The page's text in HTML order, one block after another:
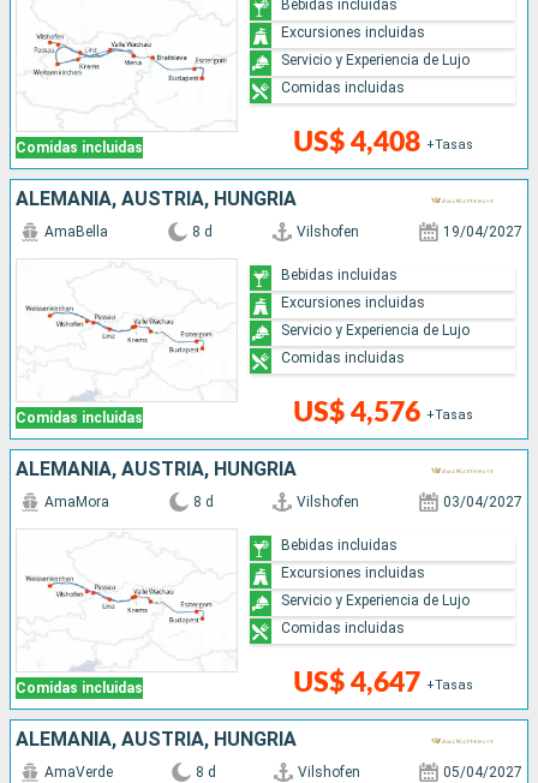
Comidas incluidas US$ 4,408 +Tasas
Bebidas incluidas
Excursiones incluidas
Servicio y Experiencia de Lujo
Comidas incluidas
ALEMANIA, AUSTRIA, HUNGRÍA
Comidas incluidas
AmaBella 8 d Vilshofen 19/04/2027
US$ 4,576 +Tasas
Bebidas incluidas
Excursiones incluidas
Servicio y Experiencia de Lujo
Comidas incluidas
ALEMANIA, AUSTRIA, HUNGRÍA
Comidas incluidas
AmaMora 8 d Vilshofen 03/04/2027
US$ 4,647 +Tasas
Bebidas incluidas
Excursiones incluidas
Servicio y Experiencia de Lujo
Comidas incluidas
ALEMANIA, AUSTRIA, HUNGRÍA
AmaVerde 8 d Vilshofen 05/04/2027